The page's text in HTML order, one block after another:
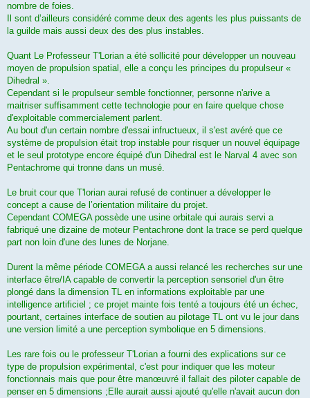
nombre de foies.
Il sont d’ailleurs considéré comme deux des agents les plus puissants de
la guilde mais aussi deux des des plus instables.
Quant Le Professeur T'Lorian a été sollicité pour développer un nouveau
moyen de propulsion spatial, elle a conçu les principes du propulseur «
Dihedral ».
Cependant si le propulseur semble fonctionner, personne n'arive a
maitriser suffisamment cette technologie pour en faire quelque chose
d'exploitable commercialement parlent.
Au bout d'un certain nombre d'essai infructueux, il s'est avéré que ce
système de propulsion était trop instable pour risquer un nouvel équipage
et le seul prototype encore équipé d'un Dihedral est le Narval 4 avec son
Pentachrome qui tronne dans un musé.
Le bruit cour que T'lorian aurai refusé de continuer a développer le
concept a cause de l’orientation militaire du projet.
Cependant COMEGA possède une usine orbitale qui aurais servi a
fabriqué une dizaine de moteur Pentachrone dont la trace se perd quelque
part non loin d'une des lunes de Norjane.
Durent la même période COMEGA a aussi relancé les recherches sur une
interface être/IA capable de convertir la perception sensoriel d'un être
plongé dans la dimension TL en informations exploitable par une
intelligence artificiel ; ce projet mainte fois tenté a toujours été un échec,
pourtant, certaines interface de soutien au pilotage TL ont vu le jour dans
une version limité a une perception symbolique en 5 dimensions.
Les rare fois ou le professeur T'Lorian a fourni des explications sur ce
type de propulsion expérimental, c'est pour indiquer que les moteur
fonctionnais mais que pour être manœuvré il fallait des piloter capable de
penser en 5 dimensions ;Elle aurait aussi ajouté qu'elle n'avait aucun don